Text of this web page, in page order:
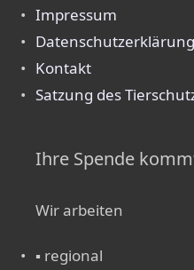
Impressum
Datenschutzerklärung
Kontakt
Satzung des
Ihre Spende
Wir arbeiten
▪ regional